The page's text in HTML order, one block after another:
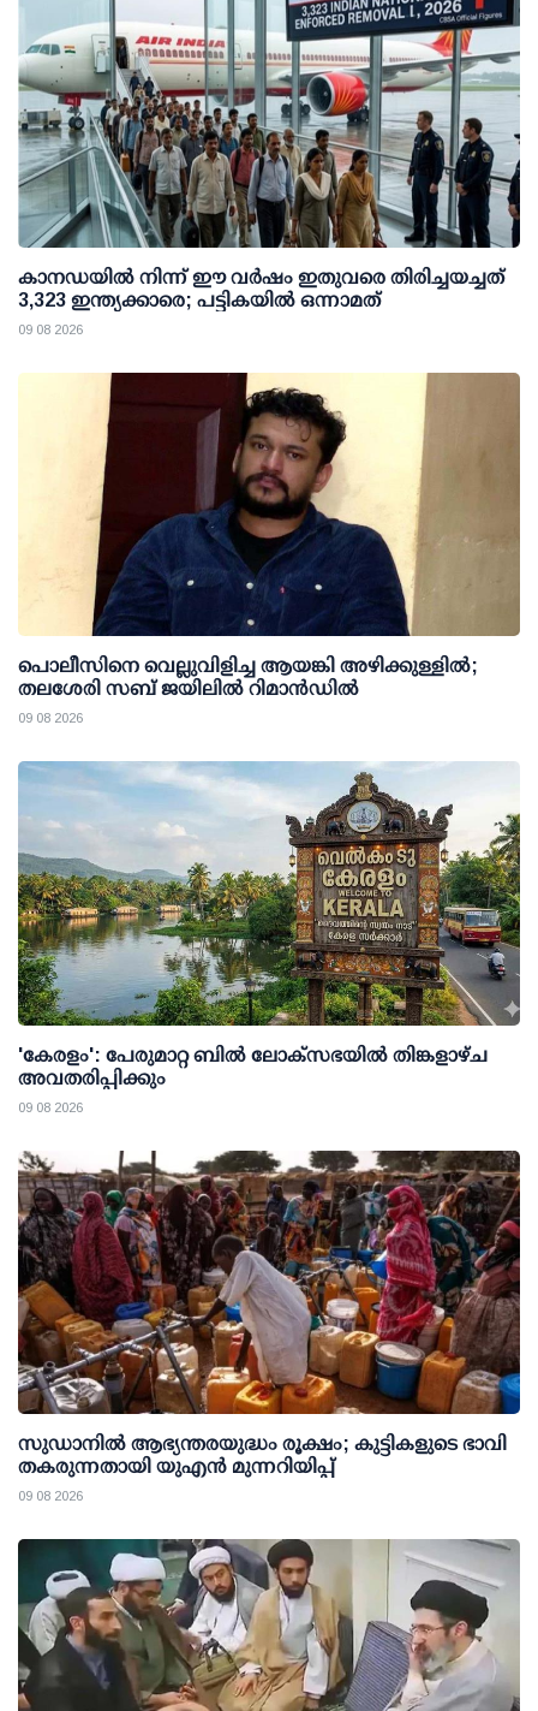
കാനഡയിൽ നിന്ന് ഈ വർഷം ഇതുവരെ തിരിച്ചയച്ചത്
3,323 ഇന്ത്യക്കാരെ; പട്ടികയിൽ ഒന്നാമത്
09 08 2026
പൊലീസിനെ വെല്ലുവിളിച്ച ആയങ്കി അഴിക്കുള്ളില്‍;
തലശേരി സബ് ജയിലില്‍ റിമാന്‍ഡില്‍
09 08 2026
'കേരളം': പേരുമാറ്റ ബില്‍ ലോക്സഭയില്‍ തിങ്കളാഴ്ച
അവതരിപ്പിക്കും
09 08 2026
സുഡാനിൽ ആഭ്യന്തരയുദ്ധം രൂക്ഷം; കുട്ടികളുടെ ഭാവി
തകരുന്നതായി യുഎൻ മുന്നറിയിപ്പ്
09 08 2026